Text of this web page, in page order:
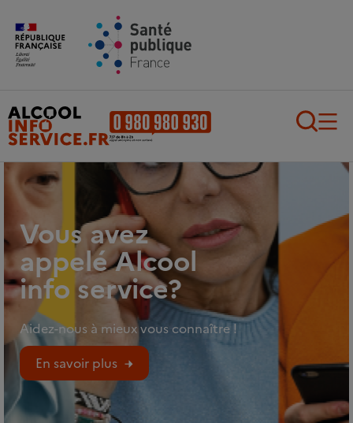
Aller au contenu principal
Vous avez
appelé Alcool
info service?
Aidez-nous à mieux vous connaître !
En savoir plus